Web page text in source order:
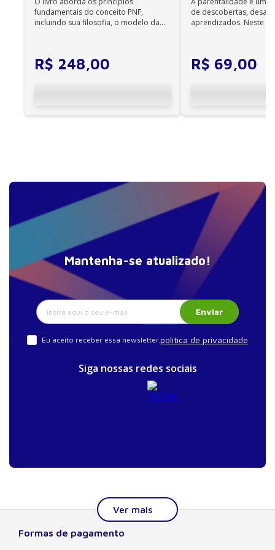
Não é permitida a impressão dos e-books;
dispositivos Kindle, Nook, Kobo e Lev;
fundamentais do conceito PNF,
incluindo sua filosofia, o modelo da
R$ 248,00
de descobertas,
aprendizados. Neste
R$ 69,00
Mantenha-se atualizado!
Enviar
Eu aceito receber essa newsletter.política de privacidade
Siga nossas redes sociais
Formas de pagamento